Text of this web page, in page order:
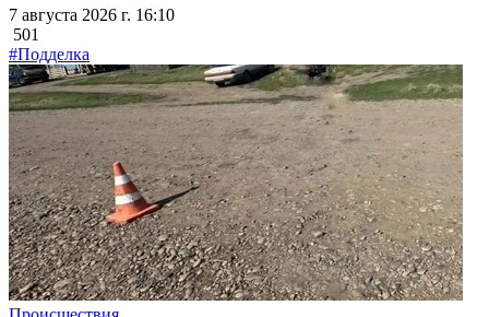
7 августа 2026 г. 16:10
501
#Подделка